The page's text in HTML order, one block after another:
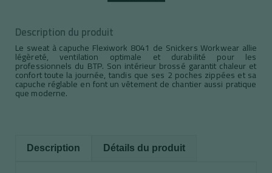
Description du produit
Le sweat à capuche Flexiwork 8041 de Snickers Workwear allie
légèreté, ventilation optimale et durabilité pour les
professionnels du BTP. Son intérieur brossé garantit chaleur et
confort toute la journée, tandis que ses 2 poches zippées et sa
capuche réglable en font un vêtement de chantier aussi pratique
que moderne.
Description Détails du produit